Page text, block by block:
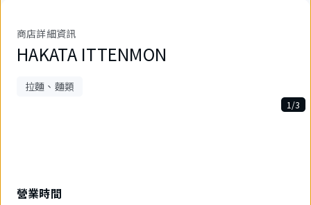
商店詳細資訊
HAKATA ITTENMON
拉麵、麵類
1/3
營業時間